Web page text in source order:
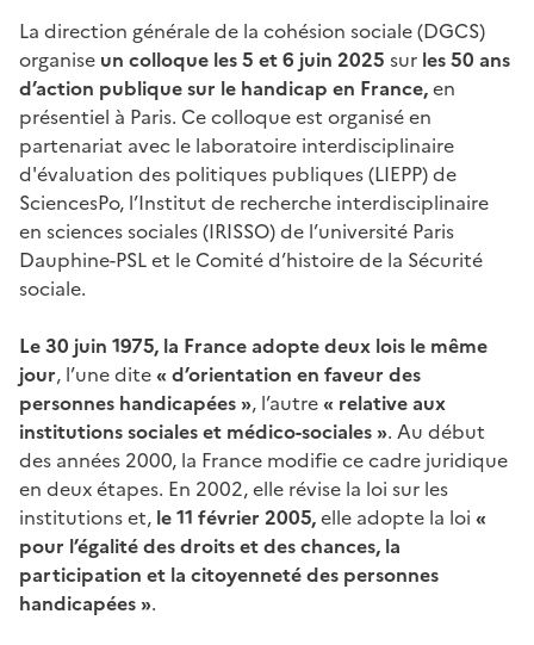
La direction générale de la cohésion sociale (DGCS)
organise un colloque les 5 et 6 juin 2025 sur les 50 ans
d’action publique sur le handicap en France,en
présentiel à Paris. Ce colloque est organisé en
partenariat avec le laboratoire interdisciplinaire
d'évaluation des politiques publiques (LIEPP) de
SciencesPo, l’Institut de recherche interdisciplinaire
en sciences sociales (IRISSO) de l’université Paris
Dauphine-PSL et le Comité d’histoire de la Sécurité
sociale.
Le 30 juin 1975, la France adopte deux lois le même
jour, l’une dite« d’orientation en faveur des
personnes handicapées », l’autre« relative aux
institutions sociales et médico-sociales ». Au début
des années 2000, la France modifie ce cadre juridique
en deux étapes. En 2002, elle révise la loi sur les
institutions et, le 11 février 2005,elle adopte la loi «
pour l’égalité des droits et des chances, la
participation et la citoyenneté des personnes
handicapées ».